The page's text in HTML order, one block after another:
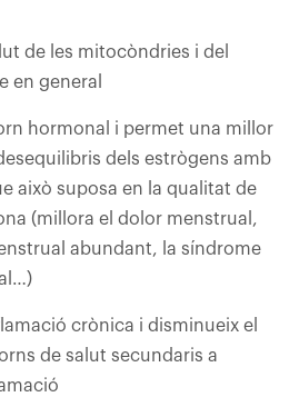
de les mitocòndries i del
en general
hormonal i permet una millor
dels estrògens amb
això suposa en la qualitat de
(millora el dolor menstrual,
abundant, la síndrome
crònica i disminueix el
de salut secundaris a